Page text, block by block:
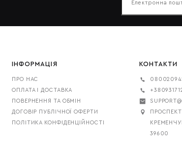
ІНФОРМАЦІЯ
ПРО НАС
ОПЛАТА І ДОСТАВКА
ПОВЕРНЕННЯ ТА ОБМІН
ДОГОВІР ПУБЛІЧНОЇ ОФЕРТИ
ПОЛІТИКА КОНФІДЕНЦІЙНОСТІ
КОНТАКТИ
39600